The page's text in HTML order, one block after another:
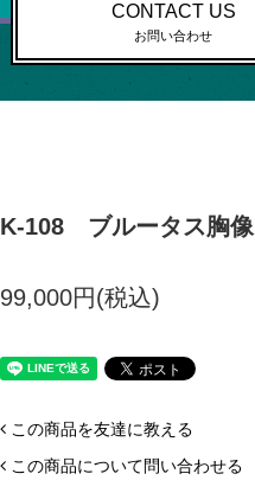
CONTACT US
お問い合わせ
K-108 ブルータス胸像
99,000円(税込)
この商品を友達に教える
この商品について問い合わせる